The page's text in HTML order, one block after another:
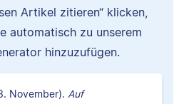
Artikel zitieren“ klicken,
automatisch zu unserem
hinzuzufügen.
November). Auf